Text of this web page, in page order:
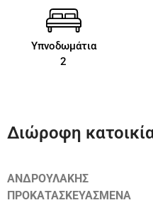
Υπνοδωμάτια
2
Διώροφη
ΑΝΔΡΟΥΛΑΚΗΣ
ΠΡΟΚΑΤΑΣΚΕΥΑΣΜΕΝΑ